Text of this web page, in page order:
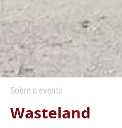
Sobre o evento
Wasteland